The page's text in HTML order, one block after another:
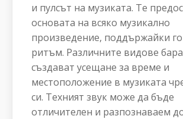
и пулсът на музиката. Те
основата на всяко музикално
произведение, поддържайки
ритъм. Различните видове
създават усещане за време и
местоположение в музиката
си. Техният звук може да бъде
отличителен и разпознаваем